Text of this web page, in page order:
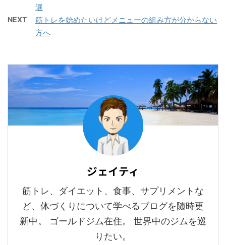
選
NEXT
筋トレを始めたいけどメニューの組み方が分からない
方へ
ジェイティ
筋トレ、ダイエット、食事、サプリメントな
ど、体づくりについて学べるブログを随時更
新中。 ゴールドジム在住。 世界中のジムを巡
りたい。